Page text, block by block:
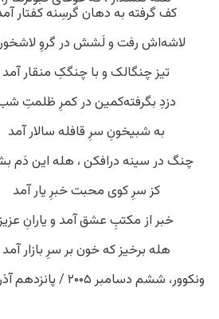
کف گرفته به دهان گرسِنه کفتار
لاشه‌اش رفت و لَشش در گروِ
تیز چنگالک و با چنگکِ منقار آمد
دزدِ بگرفته‌کمین در کمرِ ظلمتِ
به شبیخونِ سرِ قافله سالار آمد
چنگ در سینه درافکن ، هله این دَم
کز سرِ کوی محبت خبرِ یار آمد
خبر از مکتبِ عشق آمد و یارانِ
هله برخیز که خون بر سرِ بازار آمد
ونکوور، ششم دسامبر ۲۰۰۵ / پانزدهم آذر ۱۳۸۴